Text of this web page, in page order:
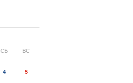
СБ ВС
4 5